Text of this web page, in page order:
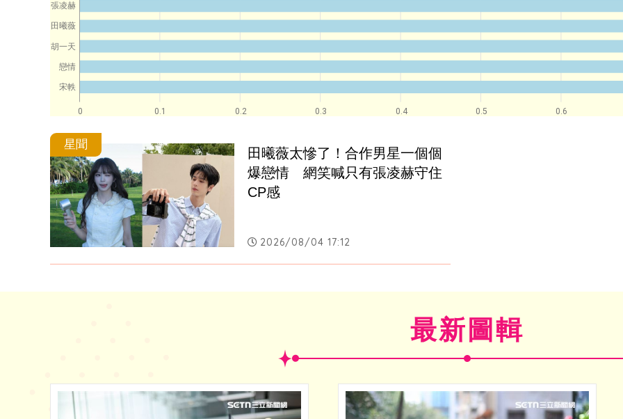
0 0.1 0.2 0.3 0.4 0.5 0.6
張凌赫
田曦薇
胡一天
戀情
宋軼
星聞
田曦薇太慘了！合作男星一個個
爆戀情　網笑喊只有張凌赫守住
CP感
2026/08/04 17:12
最新圖輯